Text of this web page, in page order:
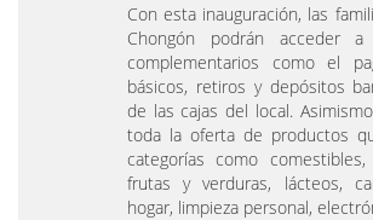
Con esta inauguración, las
Chongón podrán acceder
complementarios como el
básicos, retiros y depósitos
de las cajas del local.
toda la oferta de productos
categorías como
frutas y verduras, lácteos,
hogar, limpieza personal,